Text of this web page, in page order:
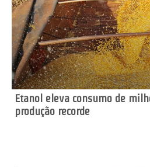
Etanol eleva consumo de
produção recorde